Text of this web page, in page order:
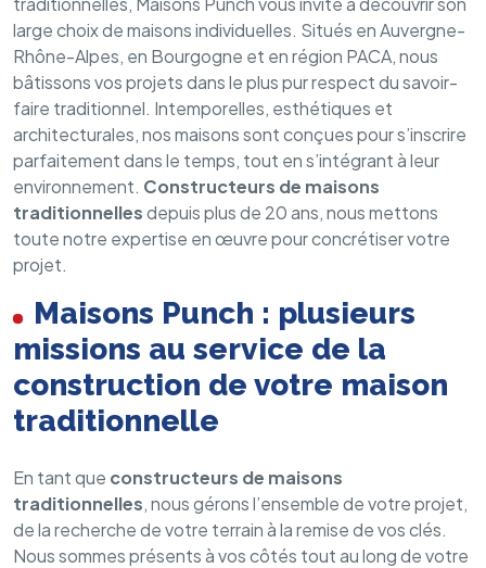
large choix de maisons individuelles. Situés en Auvergne-
Rhône-Alpes, en Bourgogne et en région PACA, nous
bâtissons vos projets dans le plus pur respect du savoir-
faire traditionnel. Intemporelles, esthétiques et
architecturales, nos maisons sont conçues pour s’inscrire
parfaitement dans le temps, tout en s’intégrant à leur
environnement. Constructeurs de maisons
traditionnellesdepuis plus de 20 ans, nous mettons
toute notre expertise en œuvre pour concrétiser votre
projet.
Maisons Punch : plusieurs
missions au service de la
construction de votre maison
traditionnelle
En tant que constructeurs de maisons
traditionnelles, nous gérons l’ensemble de votre projet,
de la recherche de votre terrain à la remise de vos clés.
Nous sommes présents à vos côtés tout au long de votre